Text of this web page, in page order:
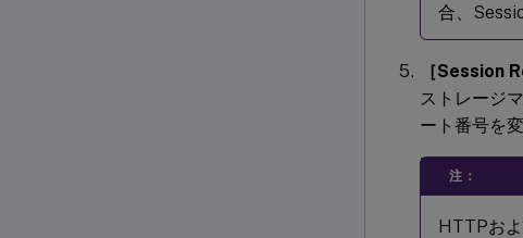
合、
［Session
ストレージ
ート番号を
注：
HTTPお